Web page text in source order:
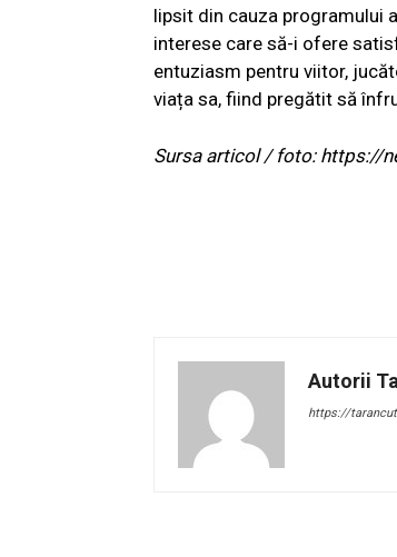
lipsit din cauza programului
interese care să-i ofere
entuziasm pentru viitor,
viața sa, fiind pregătit să
Sursa articol / foto: https://
Autorii
https://